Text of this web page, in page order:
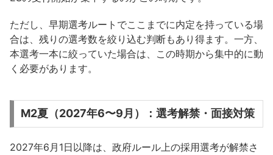
ただし、早期選考ルートでここまでに内定を持っている場
合は、残りの選考数を絞り込む判断もあり得ます。一方、
本選考一本に絞っていた場合は、この時期から集中的に動
く必要があります。
M2夏（2027年6〜9月）：選考解禁・面接対策
2027年6月1日以降は、政府ルール上の採用選考が解禁さ